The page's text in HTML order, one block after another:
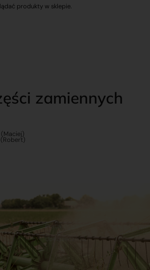
produkty w sklepie.
zamiennych
Praca
Ubezpieczenia